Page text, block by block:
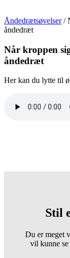
Åndedrætsøvelser/
åndedræt
Når kroppen
åndedræt
Her kan du lytte til
Stil
Du er meget
vil kunne se